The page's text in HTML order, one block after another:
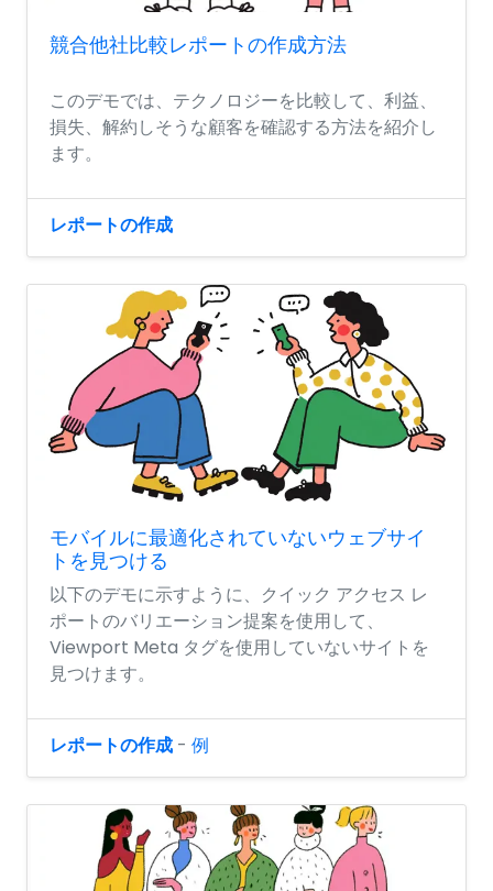
競合他社比較レポートの作成方法
このデモでは、テクノロジーを比較して、利益、
損失、解約しそうな顧客を確認する方法を紹介し
ます。
レポートの作成
モバイルに最適化されていないウェブサイ
トを見つける
以下のデモに示すように、クイック アクセス レ
ポートのバリエーション提案を使用して、
Viewport Meta タグを使用していないサイトを
見つけます。
レポートの作成 - 例